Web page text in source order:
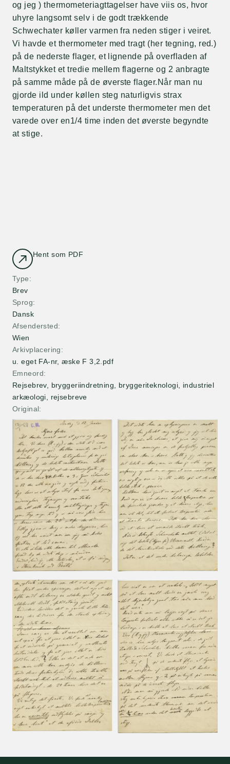
Hent som PDF
Type
Brev
Sprog
Dansk
Afsendersted
Wien
Arkivplacering
u. eget FA-nr, æske F 3,2.pdf
Emneord
Rejsebrev, bryggeriindretning, bryggeriteknologi, industriel
arkæologi, rejsebreve
Original
og jeg ) thermometeriagttagelser have viis os, hvor
uhyre langsomt selv i de godt trækkende
Schwechater køller varmen fra neden stiger i veiret.
Vi havde et thermometer med tragt (her tegning, red.)
på de nederste flager, et lignende på overfladen af
Maltstykket et tredie mellem flagerne og 2 anbragte
på samme måde på de øverste flager.Når man nu
gjorde ild under køllen steg naturligvis strax
temperaturen på det underste thermometer men det
varede over en1/4 time inden det øverste begyndte
at stige.